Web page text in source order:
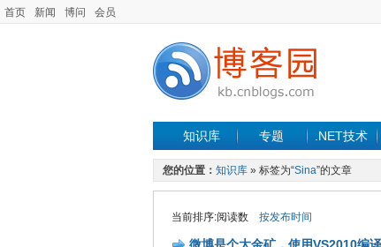
首页 新闻 博问 会员
知识库 专题 .NET技术
您的位置： 知识库 » 标签为“Sina”的文章
当前排序:阅读数 按发布时间